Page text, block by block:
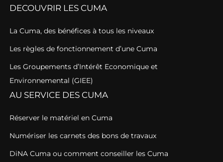
DECOUVRIR LES CUMA
La Cuma, des bénéfices à tous les niveaux
Les règles de fonctionnement d’une Cuma
Les Groupements d’Intérêt Economique et
Environnemental (GIEE)
AU SERVICE DES CUMA
Réserver le matériel en Cuma
Numériser les carnets des bons de travaux
DiNA Cuma ou comment conseiller les Cuma